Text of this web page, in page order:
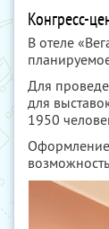
Конгресс-
В отеле
Для
для
1950